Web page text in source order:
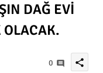
DAĞ EVİ
0 share